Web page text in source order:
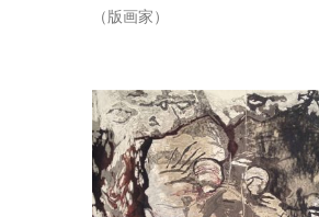
（版画家）